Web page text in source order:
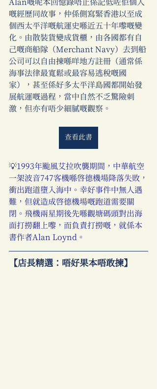
Alan嘅呢本回憶錄唔止係記低咗佢個人
嘅經歷同故事，仲係側寫緊香港以至成
個西太平洋嘅航運史喺近五十年嚟嘅變
化。由散裝貨變成貨櫃，由各國都有自
己嘅商船隊（Merchant Navy）去到船
公司可以自由揀喺咩地方註冊（通常係
海事法律最寬鬆或最容易逃稅嘅國
家），甚至係好多太平洋島國都開始發
展航運嘅過程，當中自然不乏驚險刺
激，但亦有唔少細膩嘅觀察。
查看此書
💡1993年颱風艾拉吹襲期間，中華航空
一架波音747客機喺啟德機場降落失敗，
衝出跑道墮入海中。幸好事件中無人遇
難，但就造成啓德機場嘅跑道需要關
閉。飛機兩星期後先喺觀塘碼頭對出海
面打撈翻上嚟，而負責打撈嘅，就係本
書作者Alan Loynd。
【店長精選：唔好果本唔敢揀】